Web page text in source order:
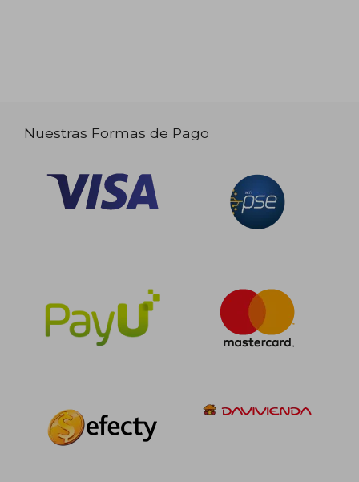
Nuestras Formas de Pago